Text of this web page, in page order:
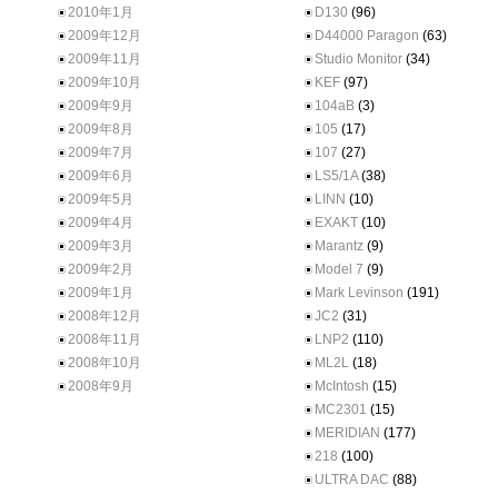
2010年1月
2009年12月
2009年11月
2009年10月
2009年9月
2009年8月
2009年7月
2009年6月
2009年5月
2009年4月
2009年3月
2009年2月
2009年1月
2008年12月
2008年11月
2008年10月
2008年9月
D130 (96)
D44000 Paragon (63)
Studio Monitor (34)
KEF (97)
104aB (3)
105 (17)
107 (27)
LS5/1A(38)
LINN (10)
EXAKT (10)
Marantz (9)
Model 7 (9)
Mark Levinson (191)
JC2 (31)
LNP2 (110)
ML2L (18)
McIntosh (15)
MC2301 (15)
MERIDIAN (177)
218 (100)
ULTRA DAC (88)